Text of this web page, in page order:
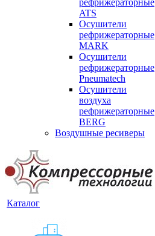
рефрижераторные
ATS
Осушители
рефрижераторные
MARK
Осушители
рефрижераторные
Pneumatech
Осушители
воздуха
рефрижераторные
BERG
Воздушные ресиверы
Каталог